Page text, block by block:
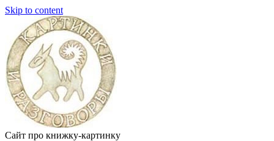
Skip to content
Сайт про книжку-картинку